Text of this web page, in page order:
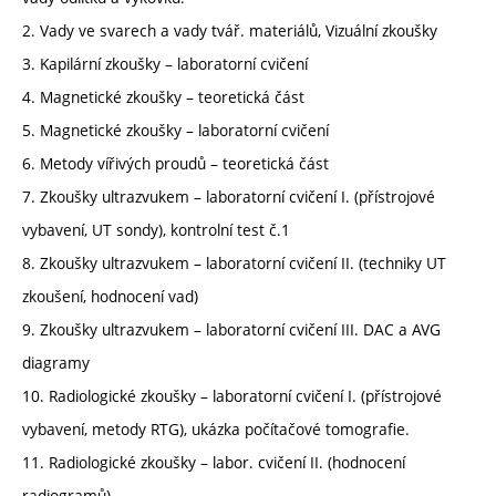
2. Vady ve svarech a vady tvář. materiálů, Vizuální zkoušky
3. Kapilární zkoušky – laboratorní cvičení
4. Magnetické zkoušky – teoretická část
5. Magnetické zkoušky – laboratorní cvičení
6. Metody vířivých proudů – teoretická část
7. Zkoušky ultrazvukem – laboratorní cvičení I. (přístrojové
vybavení, UT sondy), kontrolní test č.1
8. Zkoušky ultrazvukem – laboratorní cvičení II. (techniky UT
zkoušení, hodnocení vad)
9. Zkoušky ultrazvukem – laboratorní cvičení III. DAC a AVG
diagramy
10. Radiologické zkoušky – laboratorní cvičení I. (přístrojové
vybavení, metody RTG), ukázka počítačové tomografie.
11. Radiologické zkoušky – labor. cvičení II. (hodnocení